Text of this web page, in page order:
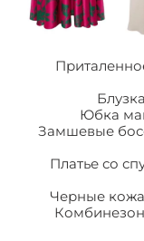
Юбка
Замшевые
Платье со
Черные